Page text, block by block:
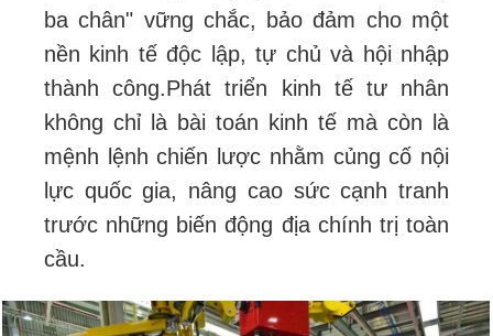
ba chân" vững chắc, bảo đảm cho một
nền kinh tế độc lập, tự chủ và hội nhập
thành công.Phát triển kinh tế tư nhân
không chỉ là bài toán kinh tế mà còn là
mệnh lệnh chiến lược nhằm củng cố nội
lực quốc gia, nâng cao sức cạnh tranh
trước những biến động địa chính trị toàn
cầu.